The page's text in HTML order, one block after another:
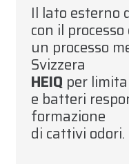
Il lato esterno
con il
un processo
Svizzera
HEIQ per
e batteri
formazione
di cattivi odori.